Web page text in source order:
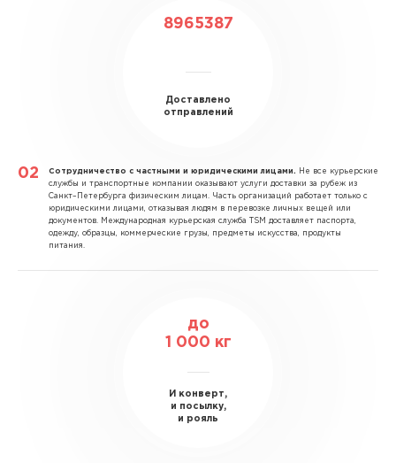
8965387
Доставлено
отправлений
Сотрудничество с частными и юридическими лицами.
Не все курьерские
службы и транспортные компании оказывают услуги доставки за рубеж из
Санкт–Петербурга физическим лицам. Часть организаций работает только с
юридическими лицами, отказывая людям в перевозке личных вещей или
документов. Международная курьерская служба TSM доставляет паспорта,
одежду, образцы, коммерческие грузы, предметы искусства, продукты
питания.
до
1 000 кг
И конверт,
и посылку,
и рояль